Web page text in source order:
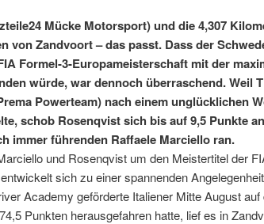
Mücke Motorsport) und die 4,307
von Zandvoort – das passt. Dass der
Formel-3-Europameisterschaft mit der
würde, war dennoch überraschend. Weil
Powerteam) nach einem unglücklichen
schob Rosenqvist sich bis auf 9,5 Punkte
immer führenden Raffaele Marciello ran.
und Rosenqvist um den Meistertitel der
sich zu einer spannenden
Academy geförderte Italiener Mitte August
Punkten herausgefahren hatte, lief es in